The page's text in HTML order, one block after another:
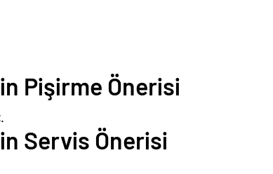
Pişirme Önerisi
Servis Önerisi